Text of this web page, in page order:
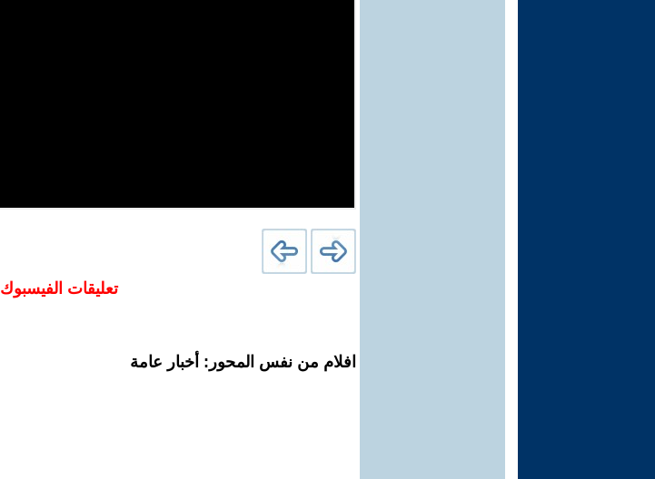
تعليقات الفيسبوك
افلام من نفس المحور: أخبار عامة